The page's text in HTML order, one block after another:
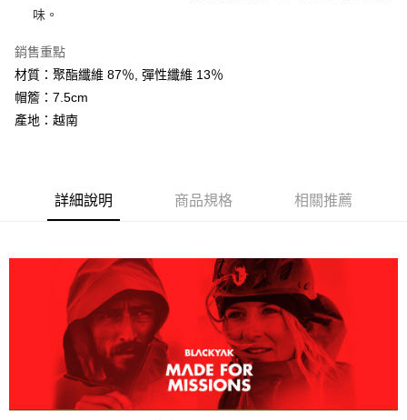
大哥付你分期
【大哥付你分期使用說明】
1.本服務由台灣大哥大提供，台灣大哥大用戶可立即使用無須另外申請。
流程，驗證手機門號後，選擇欲分期的期數、繳款截止日，確認付款後即完
成交易。
【繳款方式說明】
1.分期款項不併入電信帳單，「大哥付你分期」於每月結算日後寄送繳費提
帳／街口支付／iPASS MONEY」等通路繳費。
【注意事項】
1.本服務係由「台灣大哥大股份有限公司」（以下簡稱本公司）所提供，讓
用戶於交易時，得透過本服務購買商品或服務，並由商店將買賣／分期付款
買賣價金債權讓與本公司後，依約使用本公司帳單繳交帳款。
2.基於同意付款使用「大哥付你分期」之契約關係目的，商店將以您的個人
資料（包含姓名、電話或地址）提供予台灣大哥大進項蒐集、處理及利用，
由本公司與您本人進行分期帳單所需資料之確認、核對及更正。
3.完整用戶服務條款，請詳閱以下連結：https://oppay.tw/userRule
AFTEE先享後付
相關說明
AFTEE先享後付是「在收到商品之後才付款」的支付方式。 讓您購物簡單
３．安心：先確認商品／服務後，再付款。
【「AFTEE先享後付」結帳流程】
結帳頁面，進行簡訊認證並確認金額後，即可完成結帳。
２．訂單成立數日內，您將收到繳費通知簡訊。
３．收到繳費通知簡訊後14天內，點擊此簡訊中的連結，可透過四大超商／
ATM／網路銀行／等多元方式進行付款，方視為交易完成。
※ 請注意：結帳手續完成當下不需立刻繳費，但若您需要取消訂單，請聯絡
購買商品的店家。未經商家同意取消之訂單仍視為有效，需透過AFTEE先享
後付繳納相關費用。
※ 交易是否成功請以「AFTEE先享後付 」之結帳頁面顯示為準，若有關於
是否繳費成功／繳費後需取消欲退款等相關疑問，請聯繫「AFTEE先享後付
客戶支援中心」https://netprotections.freshdesk.com/support/home
ATM付款
全家取貨付款
每筆NT$60，滿NT$599(含以上)免運費
付款後全家取貨
每筆NT$60，滿NT$599(含以上)免運費
萊爾富取貨付款
每筆NT$60，滿NT$799(含以上)免運費
付款後萊爾富取貨
每筆NT$60，滿NT$799(含以上)免運費
味。
銷售重點
材質：聚酯纖維 87％, 彈性纖維 13％
帽簷：7.5cm
產地：越南
詳細說明 商品規格 相關推薦